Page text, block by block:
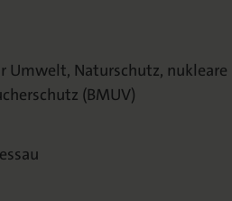
Umwelt, Naturschutz, nukleare
(BMUV)